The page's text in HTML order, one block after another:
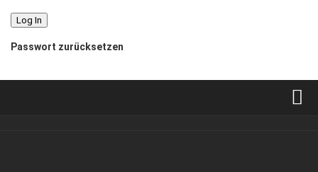
Passwort zurücksetzen